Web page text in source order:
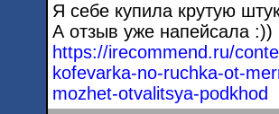
Я себе купила крутую
А отзыв уже напейсала :))
https://irecommend.ru/
kofevarka-no-ruchka-ot-
mozhet-otvalitsya-podkhod